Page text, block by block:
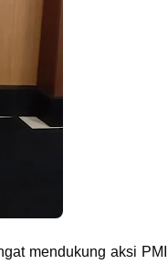
mendukung aksi PMI